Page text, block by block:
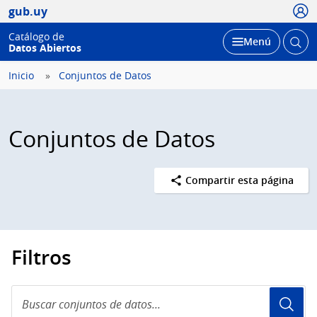
gub.uy
Catálogo de
Datos Abiertos
Desplegar
Menú Abrir
Inicio Conjuntos de Datos
Conjuntos de Datos
Compartir esta página
Filtros
conjuntos